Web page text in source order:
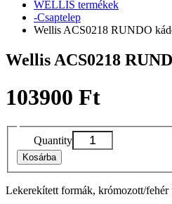
WELLIS termékek
-Csaptelep
Wellis ACS0218 RUNDO
Wellis ACS0218
103900 Ft
Quantity
Kosárba
Lekerekített formák, krómozott/fehér